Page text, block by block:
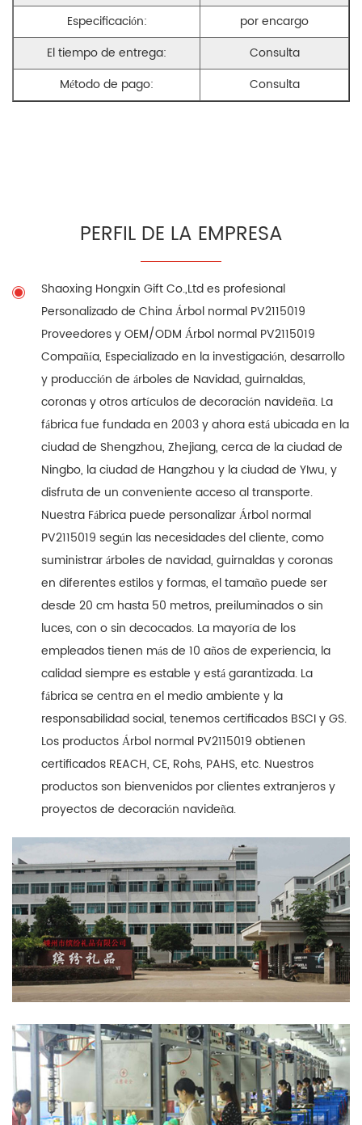
Especificación:
por encargo
El tiempo de entrega:
Consulta
Método de pago:
Consulta
PERFIL DE LA EMPRESA
Shaoxing Hongxin Gift Co.,Ltd es profesional
Personalizado de China Árbol normal PV2115019
ProveedoresyOEM/ODM Árbol normal PV2115019
Compañía, Especializado en la investigación, desarrollo
y producción de árboles de Navidad, guirnaldas,
coronas y otros artículos de decoración navideña. La
fábrica fue fundada en 2003 y ahora está ubicada en la
ciudad de Shengzhou, Zhejiang, cerca de la ciudad de
Ningbo, la ciudad de Hangzhou y la ciudad de YIwu, y
disfruta de un conveniente acceso al transporte.
Nuestra Fábrica puede personalizar Árbol normal
PV2115019 según las necesidades del cliente, como
suministrar árboles de navidad, guirnaldas y coronas
en diferentes estilos y formas, el tamaño puede ser
desde 20 cm hasta 50 metros, preiluminados o sin
luces, con o sin decocados. La mayoría de los
empleados tienen más de 10 años de experiencia, la
calidad siempre es estable y está garantizada. La
fábrica se centra en el medio ambiente y la
responsabilidad social, tenemos certificados BSCI y GS.
Los productos Árbol normal PV2115019 obtienen
certificados REACH, CE, Rohs, PAHS, etc. Nuestros
productos son bienvenidos por clientes extranjeros y
proyectos de decoración navideña.